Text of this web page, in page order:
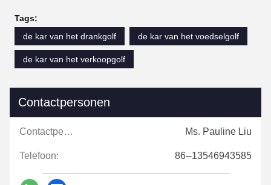
Tags:
de kar van het drankgolf
de kar van het voedselgolf
de kar van het verkoopgolf
Contactpersonen
Contactpersonen: Ms. Pauline Liu
Telefoon: 86--13546943585